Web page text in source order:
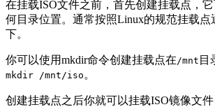
在挂载ISO文件之前，首先创建挂载点，
何目录位置。通常按照Linux的规范挂载点
下。
你可以使用mkdir命令创建挂载点在 /mnt 目
mkdir /mnt/iso 。
创建挂载点之后你就可以挂载ISO镜像文